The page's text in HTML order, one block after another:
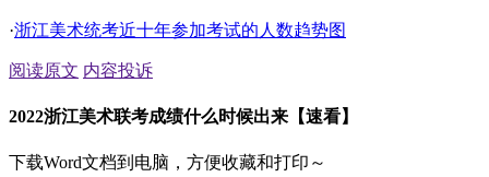
·浙江美术统考近十年参加考试的人数趋势图
阅读原文 内容投诉
2022浙江美术联考成绩什么时候出来【速看】
下载Word文档到电脑，方便收藏和打印～